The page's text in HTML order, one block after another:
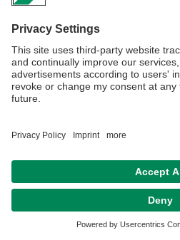
Privacy policy / Disclaimer Terms of Use
Contact
Declaration on accessibility